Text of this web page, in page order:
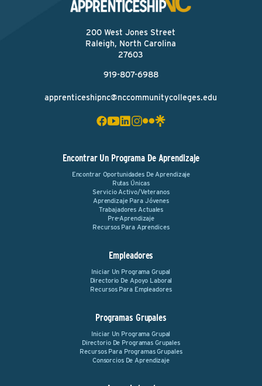
200 West Jones Street
Raleigh, North Carolina
27603
919-807-6988
apprenticeshipnc@nccommunitycolleges.edu
Encontrar Un Programa De Aprendizaje
Encontrar Oportunidades De Aprendizaje
Rutas Únicas
Servicio Activo/Veteranos
Aprendizaje Para Jóvenes
Trabajadores Actuales
Pre-Aprendizaje
Recursos Para Aprendices
Empleadores
Iniciar Un Programa Grupal
Directorio De Apoyo Laboral
Recursos Para Empleadores
Programas Grupales
Iniciar Un Programa Grupal
Directorio De Programas Grupales
Recursos Para Programas Grupales
Consorcios De Aprendizaje